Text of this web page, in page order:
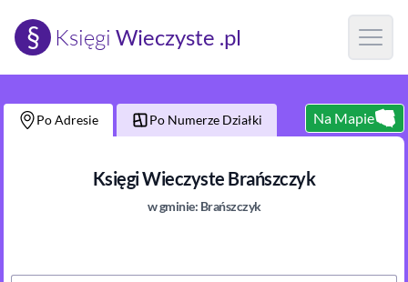
§ Księgi Wieczyste .pl Open
Po Adresie Po Numerze Działki Na Mapie
Księgi Wieczyste Brańszczyk
w gminie: Brańszczyk